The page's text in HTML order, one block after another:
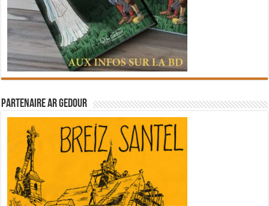
Partenaire Ar Gedour